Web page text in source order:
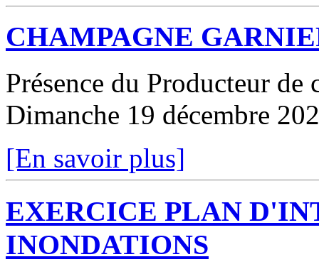
CHAMPAGNE
Présence du Producteur
Dimanche 19 décembre
[En savoir plus]
EXERCICE PLAN
INONDATIONS